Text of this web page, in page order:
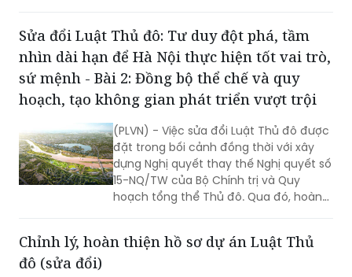
động, sáng tạo, tự chủ, tự chịu trách
nhiệm của chính quyền TP; đồng thời,
bảo đảm nhiệm vụ kiểm tra, giám sát
của Quốc hội, Chính phủ, các Bộ, ngành
liên quan và trách nhiệm giải trình của
chính quyền Thủ đô trong thực hiện
các cơ chế, chính sách, thẩm quyền
được giao.
Sửa đổi Luật Thủ đô: Tư duy đột phá, tầm
nhìn dài hạn để Hà Nội thực hiện tốt vai trò,
sứ mệnh - Bài 2: Đồng bộ thể chế và quy
hoạch, tạo không gian phát triển vượt trội
(PLVN) - Việc sửa đổi Luật Thủ đô được
đặt trong bối cảnh đồng thời với xây
dựng Nghị quyết thay thế Nghị quyết số
15-NQ/TW của Bộ Chính trị và Quy
hoạch tổng thể Thủ đô. Qua đó, hoàn
vị trí, vai trò, tính chất riêng có của Thủ
Chỉnh lý, hoàn thiện hồ sơ dự án Luật Thủ
đô (sửa đổi)